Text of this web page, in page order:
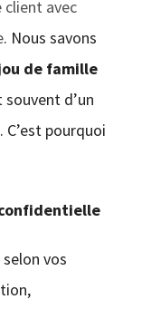
client avec
. Nous savons
de famille
souvent d’un
pourquoi
selon vos